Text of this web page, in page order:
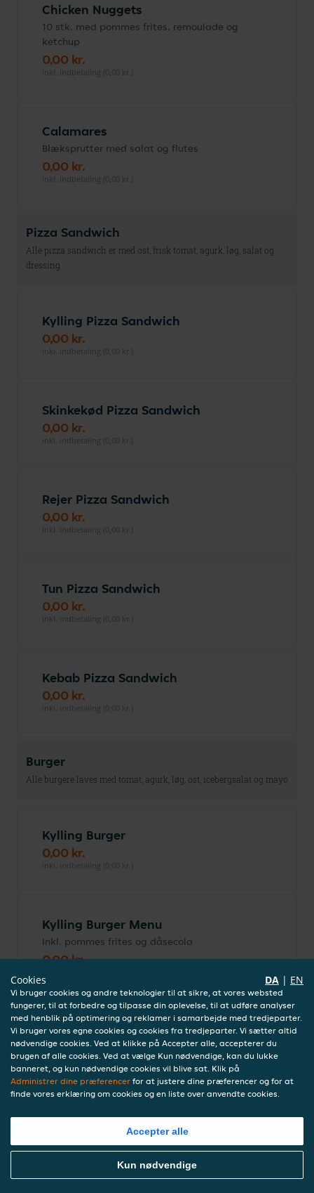
Chicken Nuggets
10 stk. med pommes frites, remoulade og
ketchup
0,00 kr.
inkl. indbetaling (0,00 kr.)
Calamares
Blæksprutter med salat og flutes
0,00 kr.
inkl. indbetaling (0,00 kr.)
Pizza Sandwich
Alle pizza sandwich er med ost, frisk tomat, agurk, løg, salat og
dressing
Kylling Pizza Sandwich
0,00 kr.
inkl. indbetaling (0,00 kr.)
Skinkekød Pizza Sandwich
0,00 kr.
inkl. indbetaling (0,00 kr.)
Rejer Pizza Sandwich
0,00 kr.
inkl. indbetaling (0,00 kr.)
Tun Pizza Sandwich
0,00 kr.
inkl. indbetaling (0,00 kr.)
Kebab Pizza Sandwich
0,00 kr.
inkl. indbetaling (0,00 kr.)
Burger
Alle burgere laves med tomat, agurk, løg, ost, icebergsalat og mayo
Kylling Burger
0,00 kr.
inkl. indbetaling (0,00 kr.)
Kylling Burger Menu
Inkl. pommes frites og dåsecola
0,00 kr.
Alm. Burger Menu
Inkl. pommes frites og dåsecola
0,00 kr.
inkl. indbetaling (0,00 kr.)
0,00 kr.
inkl. indbetaling (0,00 kr.)Bestil Mad Online
Cookies DA | EN
Vi bruger cookies og andre teknologier til at sikre, at vores websted
fungerer, til at forbedre og tilpasse din oplevelse, til at udføre analyser
med henblik på optimering og reklamer i samarbejde med tredjeparter.
Vi bruger vores egne cookies og cookies fra tredjeparter. Vi sætter altid
nødvendige cookies. Ved at klikke på Accepter alle, accepterer du
brugen af alle cookies. Ved at vælge Kun nødvendige, kan du lukke
banneret, og kun nødvendige cookies vil blive sat. Klik på
Administrer dine præferencer for at justere dine præferencer og for at
finde vores erklæring om cookies og en liste over anvendte cookies.
Accepter alle
Kun nødvendige